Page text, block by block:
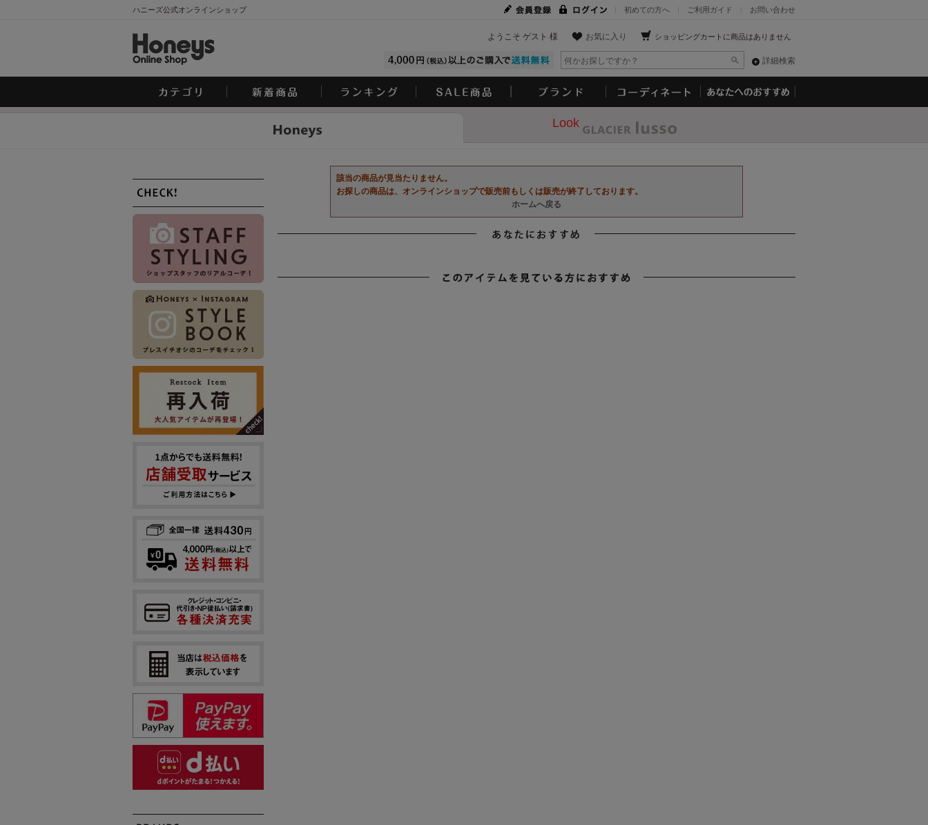
ハニーズ公式オンラインショップ お問い合わせ
ご利用ガイド
初めての方へ
ショッピングカートに商品はありません
お気に入り
ようこそ ゲスト 様
詳細検索
Look
該当の商品が見当たりません。
お探しの商品は、オンラインショップで販売前もしくは販売が終了しております。
ホームへ戻る